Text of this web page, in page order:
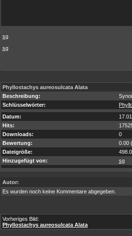
sg
sg
Phyllostachys aureosulcata Alata
Beschreibung:
Schlüsselwörter:
Datum:
Hits:
Downloads:
0
Bewertung:
0.00
Dateigröße:
Hinzugefügt von:
sg
Autor:
Es wurden noch keine Kommentare abgegeben.
Vorheriges Bild:
Phyllostachys aureosulcata Alata